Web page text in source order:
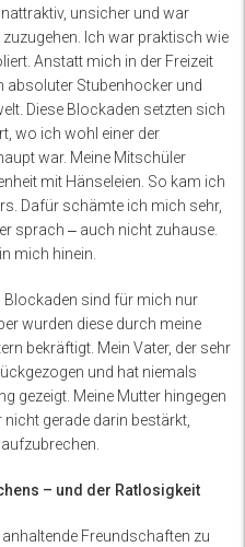
unsicher und war
Ich war praktisch wie
Anstatt mich in der Freizeit
absoluter Stubenhocker und
Diese Blockaden setzten sich
wo ich wohl einer der
war. Meine Mitschüler
mit Hänseleien. So kam ich
Dafür schämte ich mich sehr,
sprach ‒ auch nicht zuhause.
mich hinein.
Blockaden sind für mich nur
wurden diese durch meine
bekräftigt. Mein Vater, der sehr
und hat niemals
gezeigt. Meine Mutter hingegen
gerade darin bestärkt,
– und der Ratlosigkeit
Freundschaften zu